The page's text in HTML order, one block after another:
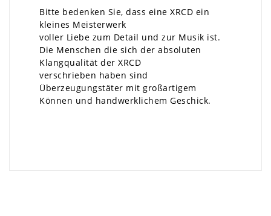
Bitte bedenken Sie, dass eine XRCD ein
kleines Meisterwerk
voller Liebe zum Detail und zur Musik ist.
Die Menschen die sich der absoluten
Klangqualität der XRCD
verschrieben haben sind
Überzeugungstäter mit großartigem
Können und handwerklichem Geschick.